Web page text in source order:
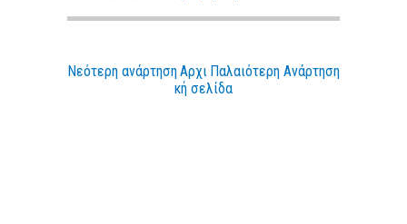
Νεότερη ανάρτηση Παλαιότερη Ανάρτηση
Αρχι
κή σελίδα